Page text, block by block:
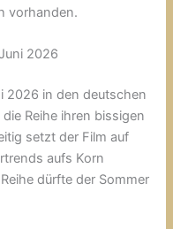
vorhanden.
2026
2026 in den deutschen
Reihe ihren bissigen
setzt der Film auf
aufs Korn
dürfte der Sommer